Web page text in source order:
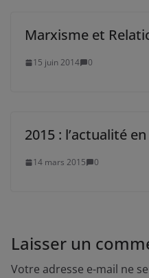
Marxisme et
15 juin 2014 0
2015 : l’actualité
14 mars 2015 0
Laisser un
Votre adresse e-mail ne